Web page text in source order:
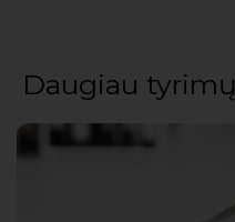
Daugiau tyrimų